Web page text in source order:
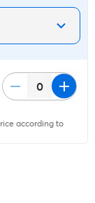
remove 0 add
according to